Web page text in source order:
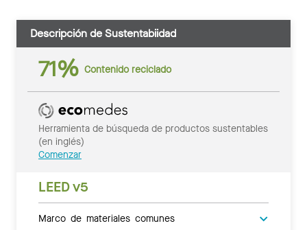
Descripción de Sustentabiidad
71% Contenido reciclado
Herramienta de búsqueda de productos sustentables
(en inglés)
Comenzar
LEED v5
Marco de materiales comunes